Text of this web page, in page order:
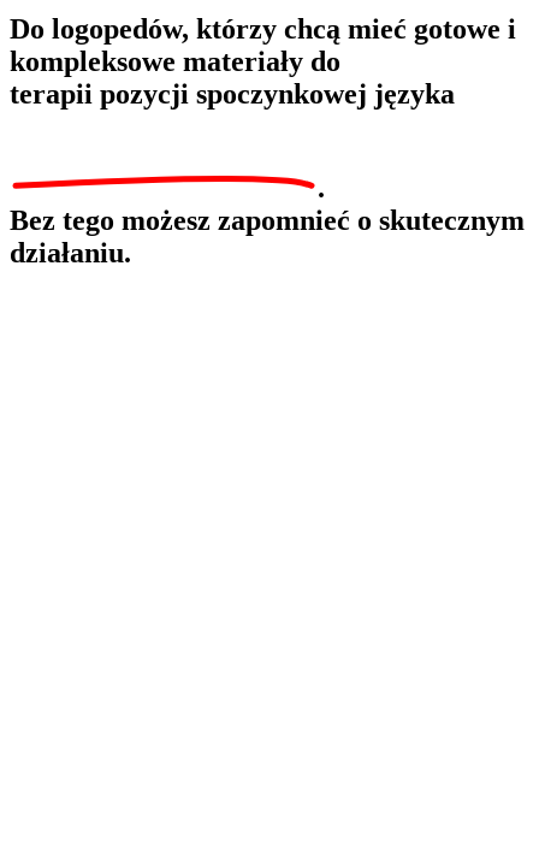
Do logopedów, którzy chcą mieć gotowe i
kompleksowe materiały do
terapii pozycji spoczynkowej języka
.
Bez tego możesz zapomnieć o skutecznym
działaniu.